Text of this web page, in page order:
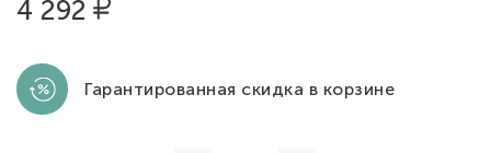
4 292
Гарантированная скидка в корзине